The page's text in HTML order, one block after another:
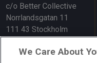
c/o Better Collective
Norrlandsgatan 11
111 43 Stockholm
Länkar
We Care About